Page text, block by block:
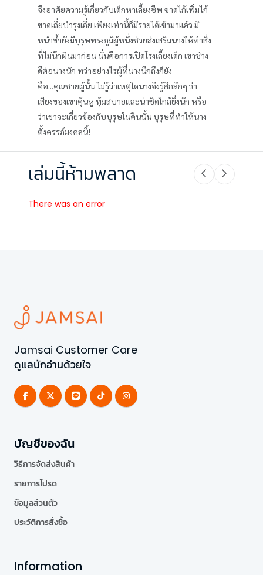
จึงอาศัยความรู้เกี่ยวกับเด็กหาเลี้ยงชีพ ขาดไก้เพิ่มไก้
ขาดเถี่ยบำรุงเถี่ย เพียงเท่านี้ก็มีรายได้เข้ามาแล้ว มิ
หนำซ้ำยังมีบุรุษทรงภูมิผู้หนึ่งช่วยส่งเสริมนางให้ทำสิ่ง
ที่ไม่นึกฝันมาก่อน นั่นคือการเปิดโรงเลี้ยงเด็ก เขาช่าง
ดีต่อนางนัก ทว่าอย่างไรผู้ที่นางนึกถึงก็ยัง
คือ...คุณชายผู้นั้น ไม่รู้ว่าเหตุใดนางจึงรู้สึกลึกๆ ว่า
เสียงของเขาคุ้นหู ทุ้มสบายและน่าชิดใกล้ยิ่งนัก หรือ
ว่าเขาจะเกี่ยวข้องกับบุรุษในคืนนั้น บุรุษที่ทำให้นาง
ตั้งครรภ์มงคลนี้!
เล่มนี้ห้ามพลาด
There was an error
Jamsai Customer Care
ดูแลนักอ่านด้วยใจ
บัญชีของฉัน
วิธีการจัดส่งสินค้า
รายการโปรด
ข้อมูลส่วนตัว
ประวัติการสั่งซื้อ
Information